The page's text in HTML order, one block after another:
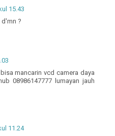
15.43
d'mn ?
mancarin vcd camera daya
08986147777 lumayan jauh
11.24